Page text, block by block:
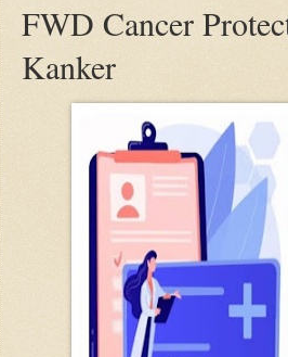
FWD Cancer
Kanker